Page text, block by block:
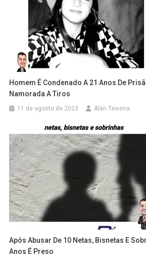
Homem É Condenado A 21 Anos De
Namorada A Tiros
11 de agosto de 2023 Alan Teixeira
Após Abusar De 10 Netas, Bisnetas E
Anos É Preso